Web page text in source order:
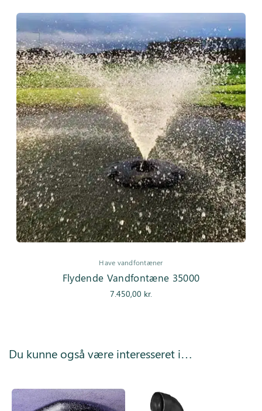
Have vandfontæner
Flydende Vandfontæne 35000
7.450,00 kr.
Du kunne også være interesseret i…